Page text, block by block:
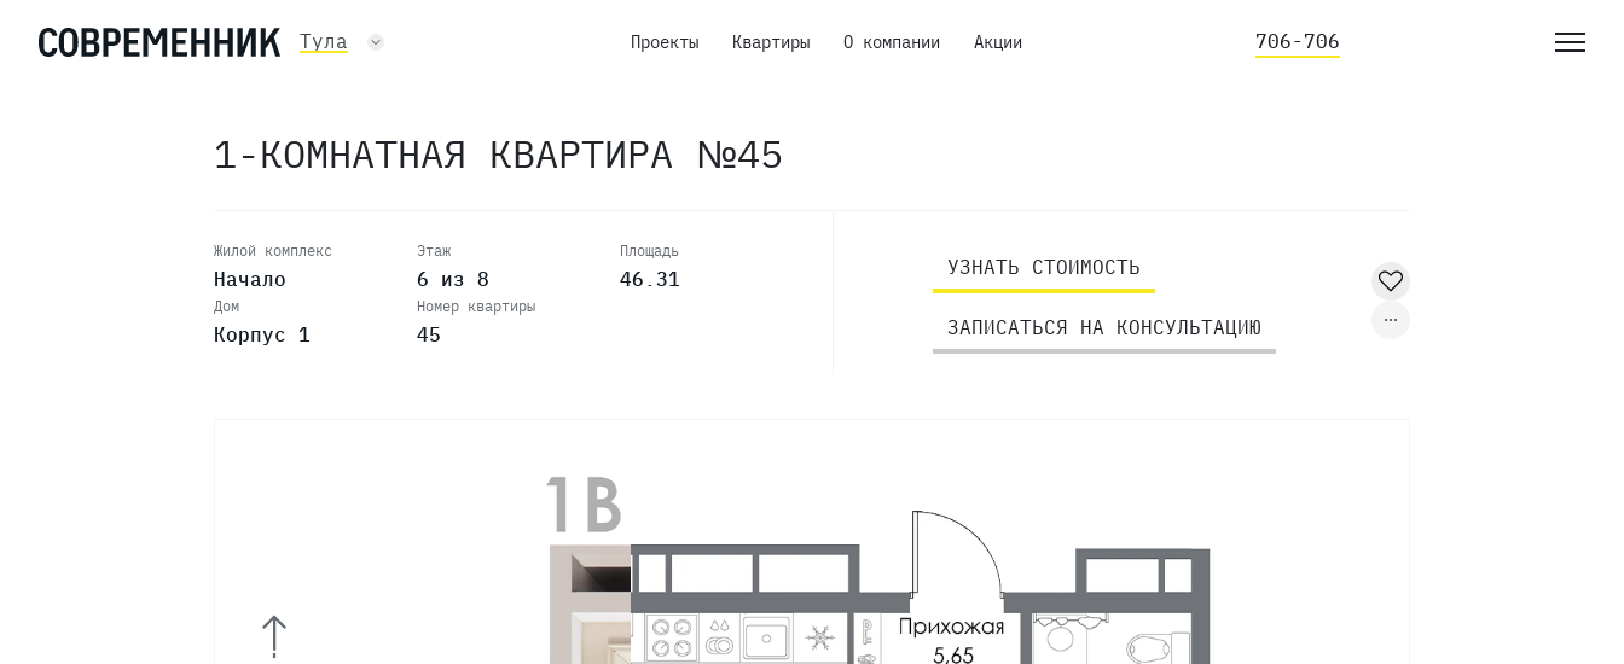
Тула Проекты Квартиры О компании Акции 706-706
1-КОМНАТНАЯ КВАРТИРА №45
Жилой комплекс
Начало
Дом
Корпус 1
Этаж
6 из 8
Номер квартиры
45
Площадь
46.31 УЗНАТЬ СТОИМОСТЬ
ЗАПИСАТЬСЯ НА КОНСУЛЬТАЦИЮ
7